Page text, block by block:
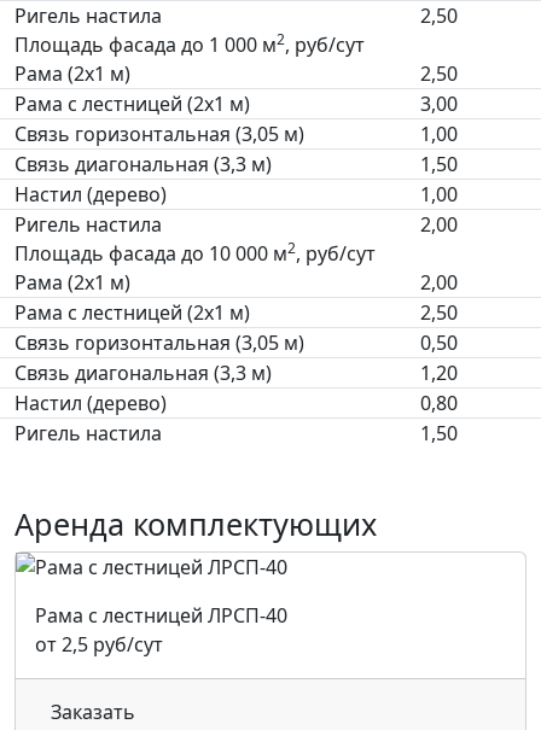
Ригель настила
2,50
Площадь фасада до 1 000 м2, руб/сут
Рама (2х1 м)
2,50
Рама с лестницей (2х1 м)
3,00
Связь горизонтальная (3,05 м)
1,00
Связь диагональная (3,3 м)
1,50
Настил (дерево)
1,00
Ригель настила
2,00
Площадь фасада до 10 000 м2, руб/сут
Рама (2х1 м)
2,00
Рама с лестницей (2х1 м)
2,50
Связь горизонтальная (3,05 м)
0,50
Связь диагональная (3,3 м)
1,20
Настил (дерево)
0,80
Ригель настила
1,50
Аренда комплектующих
Рама с лестницей ЛРСП-40
от 2,5 руб/сут
Заказать